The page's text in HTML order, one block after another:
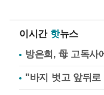
이시간 핫뉴스
방은희, 母 고독사
"바지 벗고 앞뒤